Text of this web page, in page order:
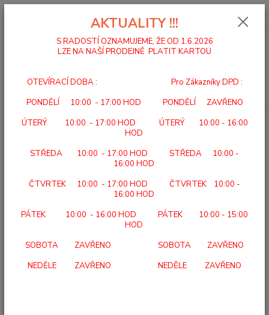
0,00 Kč
Úvod DOMÁCÍ A ÚSTAVNÍ PÉČE BEURER BC 32 Tlakoměr na zápěstí
BEURER BC 32 Tlakoměr na
AKTUALITY !!!
S RADOSTÍ OZNAMUJEME, ŽE OD 1.6.2026
LZE NA NAŠÍ PRODEJNĚ PLATIT KARTOU
OTEVÍRACÍ DOBA : Pro Zákazníky DPD :
PONDĚLÍ 10:00 - 17:00 HOD PONDĚLÍ ZAVŘENO
ÚTERÝ 10:00 - 17:00 HOD ÚTERÝ 10:00 - 16:00
HOD
STŘEDA 10:00 - 17:00 HOD STŘEDA 10:00 -
16:00 HOD
ČTVRTEK 10:00 - 17:00 HOD ČTVRTEK 10:00 -
16:00 HOD
PÁTEK 10:00 - 16:00 HOD PÁTEK 10:00 - 15:00
HOD
SOBOTA ZAVŘENO SOBOTA ZAVŘENO
NEDĚLE ZAVŘENO NEDĚLE ZAVŘENO